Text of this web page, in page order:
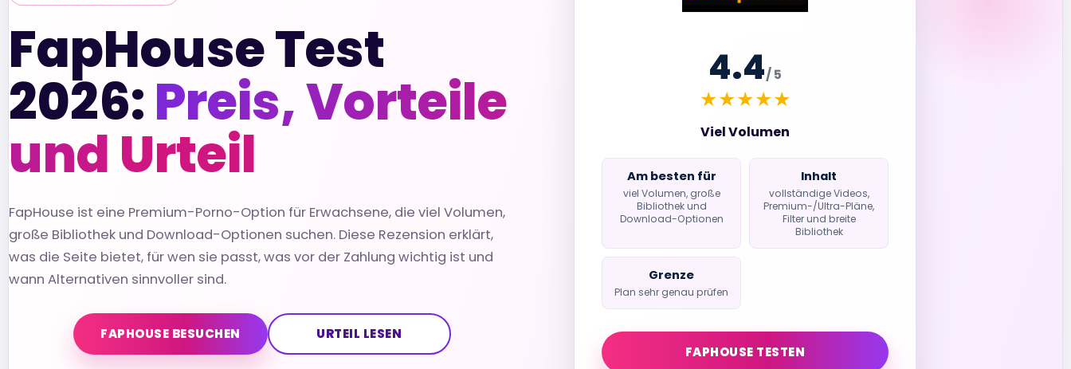
FapHouse Test
2026:Preis, Vorteile
und Urteil
FapHouse ist eine Premium-Porno-Option für Erwachsene, die viel Volumen,
große Bibliothek und Download-Optionen suchen. Diese Rezension erklärt,
was die Seite bietet, für wen sie passt, was vor der Zahlung wichtig ist und
wann Alternativen sinnvoller sind.
FAPHOUSE BESUCHEN URTEIL LESEN
4.4/ 5
★★★★★
Viel Volumen
Am besten für
viel Volumen, große
Bibliothek und
Download-Optionen
Inhalt
vollständige Videos,
Premium-/Ultra-Pläne,
Filter und breite
Bibliothek
Grenze
Plan sehr genau prüfen
FAPHOUSE TESTEN